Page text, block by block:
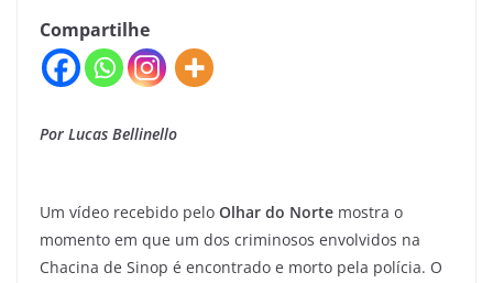
Compartilhe
Por Lucas Bellinello
Um vídeo recebido pelo Olhar do Norte mostra o
momento em que um dos criminosos envolvidos na
Chacina de Sinop é encontrado e morto pela polícia. O